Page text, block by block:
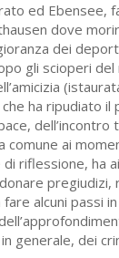
ed Ebensee,
dove
dei
gli scioperi del
ha ripudiato il
dell’incontro
ai
riflessione, ha
alcuni passi
generale, dei